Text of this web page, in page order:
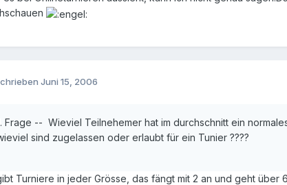
Juni 15, 2006
Frage -- Wieviel Teilnehemer hat im durchschnitt ein
sind zugelassen oder erlaubt für ein Tunier ????
Turniere in jeder Grösse, das fängt mit 2 an und geht